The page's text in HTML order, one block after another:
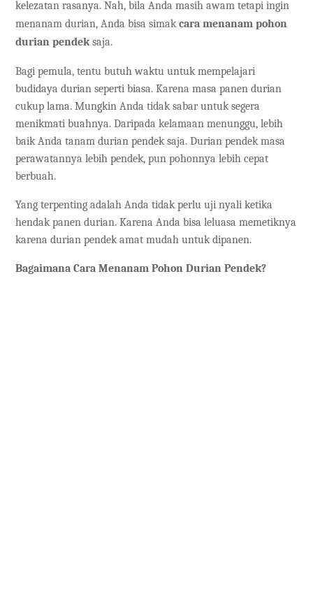
kelezatan rasanya. Nah, bila Anda masih awam tetapi ingin
menanam durian, Anda bisa simak cara menanam pohon
durian pendek saja.
Bagi pemula, tentu butuh waktu untuk mempelajari
budidaya durian seperti biasa. Karena masa panen durian
cukup lama. Mungkin Anda tidak sabar untuk segera
menikmati buahnya. Daripada kelamaan menunggu, lebih
baik Anda tanam durian pendek saja. Durian pendek masa
perawatannya lebih pendek, pun pohonnya lebih cepat
berbuah.
Yang terpenting adalah Anda tidak perlu uji nyali ketika
hendak panen durian. Karena Anda bisa leluasa memetiknya
karena durian pendek amat mudah untuk dipanen.
Bagaimana Cara Menanam Pohon Durian Pendek?